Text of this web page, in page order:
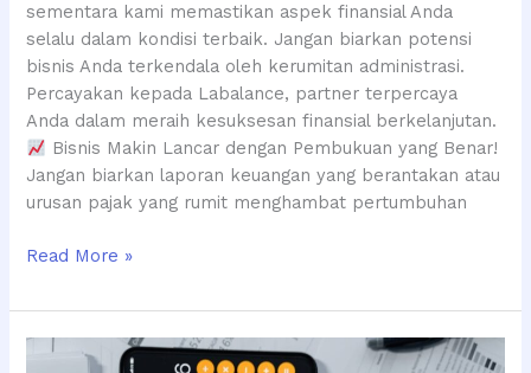
sementara kami memastikan aspek finansial Anda
selalu dalam kondisi terbaik. Jangan biarkan potensi
bisnis Anda terkendala oleh kerumitan administrasi.
Percayakan kepada Labalance, partner terpercaya
Anda dalam meraih kesuksesan finansial berkelanjutan.
Bisnis Makin Lancar dengan Pembukuan yang Benar!
Jangan biarkan laporan keuangan yang berantakan atau
urusan pajak yang rumit menghambat pertumbuhan
Read More »
Materi